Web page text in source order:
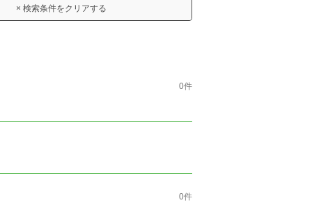
× 検索条件をクリアする
0件
0件